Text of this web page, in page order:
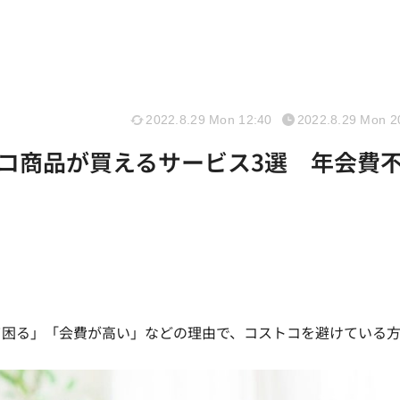
商品が買えるサービス3選 年会費
2022.8.29 Mon 12:40 2022.8.29 Mon
る」「会費が高い」などの理由で、コストコを避けている